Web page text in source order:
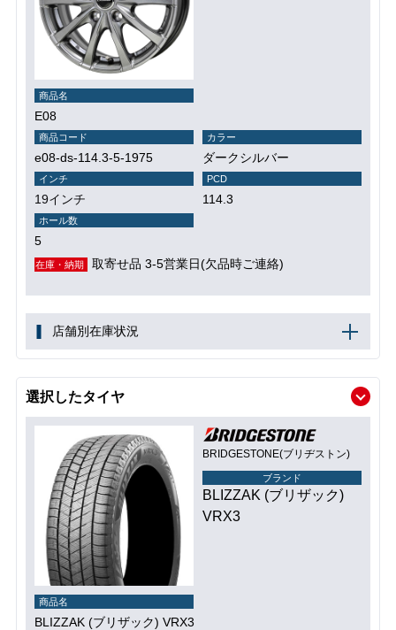
商品名
E08
商品コード
e08-ds-114.3-5-1975
カラー
ダークシルバー
インチ
19インチ
PCD
114.3
ホール数
5
在庫・納期 取寄せ品 3-5営業日(欠品時ご連絡)
店舗別在庫状況
選択したタイヤ
BRIDGESTONE(ブリヂストン)
ブランド
BLIZZAK (ブリザック)
VRX3
商品名
BLIZZAK (ブリザック) VRX3